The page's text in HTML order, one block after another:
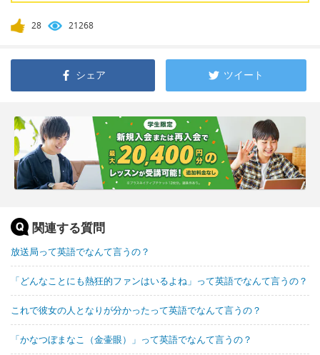
28 21268
シェア ツイート
関連する質問
放送局って英語でなんて言うの？
「どんなことにも熱狂的ファンはいるよね」って英語でなんて言うの？
これで彼女の人となりが分かったって英語でなんて言うの？
「かなつぼまなこ（金壷眼）」って英語でなんて言うの？